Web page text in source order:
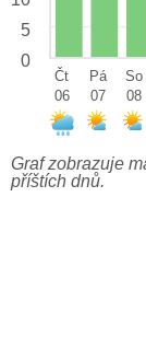
5
0
Čt
06
Pá
07
So
08
Graf zobrazuje
příštích dnů.